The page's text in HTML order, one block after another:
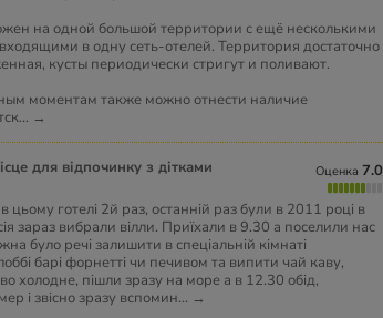
на одной большой территории с ещё несколькими
в одну сеть-отелей. Территория достаточно
кусты периодически стригут и поливают.
моментам также можно отнести наличие
... →
для відпочинку з дітками Оценка
7.0
цьому готелі 2й раз, останній раз були в 2011 році в
зараз вибрали вілли. Приїхали в 9.30 а поселили нас
було речі залишити в спеціальній кімнаті
барі форнетті чи печивом та випити чай каву,
холодне, пішли зразу на море а в 12.30 обід,
і звісно зразу вспомин... →